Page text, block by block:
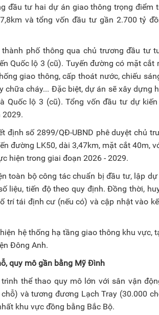
đầu tư hai dự án giao thông trọng điểm
và tổng vốn đầu tư gần 2.700 tỷ
thành phố thông qua chủ trương đầu tư
Quốc lộ 3 (cũ). Tuyến đường có mặt cắt
giao thông, cấp thoát nước, chiếu
chữa cháy... Đặc biệt, dự án sẽ xây dựng
Quốc lộ 3 (cũ). Tổng vốn đầu tư dự
2029.
định số 2899/QĐ-UBND phê duyệt chủ
đường LK50, dài 3,47km, mặt cắt 40m,
hiện trong giai đoạn 2026 - 2029.
toàn bộ công tác chuẩn bị đầu tư, lập
liệu, tiến độ theo quy định. Đồng thời,
trí tái định cư (nếu có) và cập nhật vào
hệ thống hạ tầng giao thông khu vực,
Đông Anh.
quy mô gần bằng Mỹ Đình
thể thao quy mô lớn với sân vận
và tương đương Lạch Tray (30.000
khu vực đồng bằng Bắc Bộ.